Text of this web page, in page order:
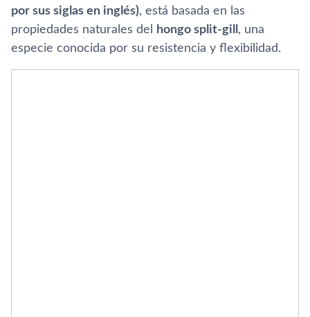
por sus siglas en inglés), está basada en las
propiedades naturales del
hongo split-gill , una
especie conocida por su resistencia y flexibilidad.